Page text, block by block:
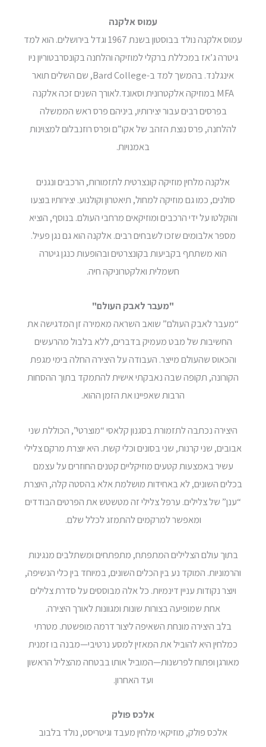
עמוס אלקנה
עמוס אלקנה נולד בבוסטון בשנת 1967 וגדל בירושלים. הוא למד
גיטרה ג’אז במכללת ברקלי למוזיקה והלחנה בקונסרבטוריון ניו
אינגלנד. בהמשך למד ב-Bard College, שם השלים תואר
MFA במוזיקה אלקטרונית וסאונד.לאורך השנים זכה אלקנה
בפרסים רבים עבור יצירותיו, ביניהם פרס ראש הממשלה
להלחנה, פרס נוצת הזהב של אקו”ם ופרס רוזנבלום למצוינות
באמנויות.
אלקנה מלחין מוזיקה קונצרטית לתזמורות, הרכבים ונגנים
סולנים, כמו גם מוזיקה למחול, תיאטרון וקולנוע. יצירותיו בוצעו
והוקלטו על ידי הרכבים ומוזיקאים מרחבי העולם. בנוסף, הוציא
מספר אלבומים שזכו לשבחים רבים. אלקנה הוא גם נגן פעיל.
הוא משתתף בקביעות בקונצרטים ובהופעות כנגן גיטרה
חשמלית ואלקטרוניקה חיה.
"מעבר לאבק העולם"
“מעבר לאבק העולם” שואב השראה מאמירה זן המדגישה את
החשיבות של מבט מעמיק בדברים, ללא בלבול מהרעשים
והכאוס שהעולם מייצר. העבודה על היצירה החלה בימי מגפת
הקורונה, תקופה שבה נאבקתי אישית להתמקד בתוך ההסחות
הרבות שאפיינו את הזמן ההוא.
היצירה נכתבה לתזמורת בסגנון קלאסי “מוצרטי”, הכוללת שני
אבובים, שני קרנות, שני בסונים וכלי קשת. היא יוצרת מרקם צלילי
עשיר באמצעות קטעים מוזיקליים קטנים החוזרים על עצמם
בכלים השונים, לא באחידות מושלמת אלא בהסטה קלה, היוצרת
“ענן” של צלילים. ערפל צלילי זה מטשטש את הפרטים הבודדים
ומאפשר למרקמים להתמזג לכלל שלם.
בתוך עולם הצלילים המתפתח, מתפתחים ומשתלבים מנגינות
והרמוניות. המוקד נע בין הכלים השונים, במיוחד בין כלי הנשיפה,
ויוצר נקודות עניין דינמיות. כל אלה מבוססים על סדרת צלילים
אחת שמופיעה בצורות שונות ומגוונות לאורך היצירה.
בלב היצירה מונחת השאיפה ליצור דרמה מופשטת. מטרתי
כמלחין היא להוביל את המאזין למסע נרטיבי—מבנה בו זמנית
מאורגן ופתוח לפרשנות—המוביל אותו בבטחה מהצליל הראשון
ועד האחרון.
אלכס פולק
אלכס פולק, מוזיקאי מלחין מעבד וגיטריסט, נולד בלבוב